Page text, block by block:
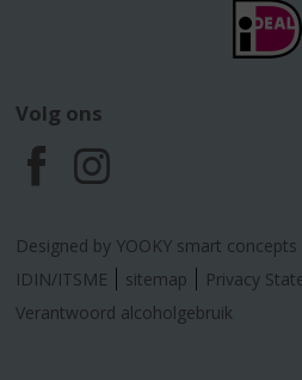
Volg ons
F
a
c
I
n
s
Designed by YOOKY smart concepts
IDIN/ITSME
sitemap Privacy
Verantwoord alcoholgebruik